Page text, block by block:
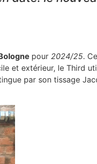
pour 2024/25.
et extérieur, le Third
par son tissage